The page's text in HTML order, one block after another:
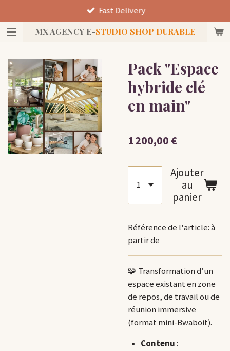
au
contenuMX AGENCY E-STUDIO SHOP DURABLE
Fast Delivery
Pack "Espace
hybride clé
en main"
1 200,00 €
Ajouter
au
panier
Référence de l'article:à
partir de
🧩 Transformation d’un
espace existant en zone
de repos, de travail ou de
réunion immersive
(format mini-Bwaboit).
Contenu: